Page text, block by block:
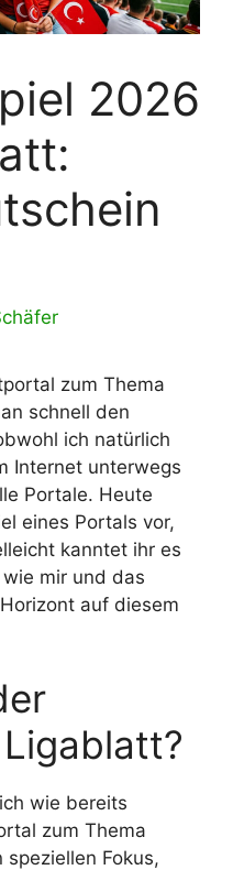
2026
zum Thema
schnell den
ich natürlich
Internet unterwegs
Portale. Heute
eines Portals vor,
kanntet ihr es
mir und das
auf diesem
wie bereits
zum Thema
speziellen Fokus,